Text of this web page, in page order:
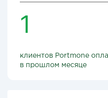
1
клиентов Portmone
в прошлом месяце